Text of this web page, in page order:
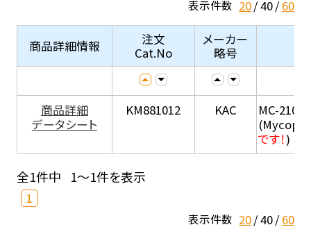
表示件数 20 40 60
商品詳細情報
注文
Cat.No
メーカー
略号
商品詳細
データシート
KM881012 KAC
MC-210 (
です！)
全1件中 1～1件を表示
1
表示件数 20 40 60